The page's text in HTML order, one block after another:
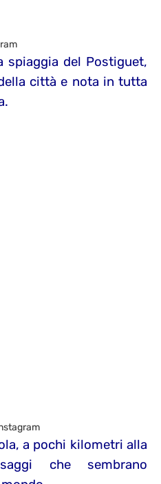
spiaggia del Postiguet,
città e nota in tutta
a pochi kilometri alla
che sembrano